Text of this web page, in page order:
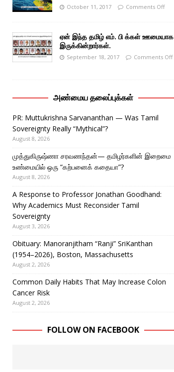
October 11, 2017 Comments Off
ஏன் இந்த தமிழ் எம். பி க்கள் ஊமையாக
இருக்கின்றார்கள்.
September 18, 2017 Comments Off
அண்மைய தலைப்புக்கள்
PR: Muttukrishna Sarvananthan — Was Tamil
Sovereignty Really “Mythical”?
August 8, 2026
முத்துகிருஷ்ணா சரவணந்தன்— தமிழர்களின் இறைமை
உண்மையில் ஒரு “கற்பனைக் கதையா”?
August 8, 2026
A Response to Professor Jonathan Goodhand:
Why Academics Must Reconsider Tamil
Sovereignty
August 3, 2026
Obituary: Manoranjitham “Ranji” SriKanthan
(1954–2026), Boston, Massachusetts
August 2, 2026
Common Daily Habits That May Increase Colon
Cancer Risk
August 2, 2026
FOLLOW ON FACEBOOK